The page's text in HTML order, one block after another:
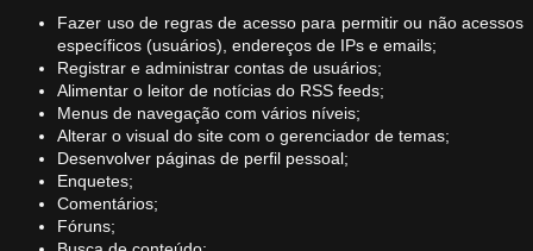
Fazer uso de regras de acesso para permitir ou não acessos
específicos (usuários), endereços de IPs e emails;
Registrar e administrar contas de usuários;
Alimentar o leitor de notícias do RSS feeds;
Menus de navegação com vários níveis;
Alterar o visual do site com o gerenciador de temas;
Desenvolver páginas de perfil pessoal;
Enquetes;
Comentários;
Fóruns;